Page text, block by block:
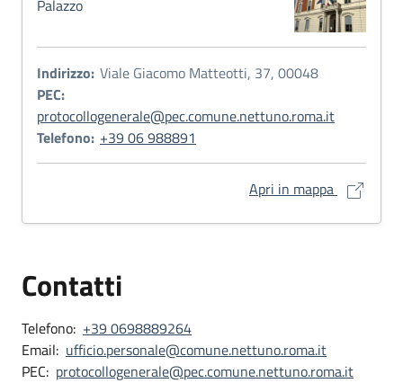
Palazzo
Indirizzo: Viale Giacomo Matteotti, 37, 00048
PEC:
protocollogenerale@pec.comune.nettuno.roma.it
Telefono: +39 06 988891
Apri in mappa Palazzo
Contatti
Telefono: +39 0698889264
Email: ufficio.personale@comune.nettuno.roma.it
PEC: protocollogenerale@pec.comune.nettuno.roma.it